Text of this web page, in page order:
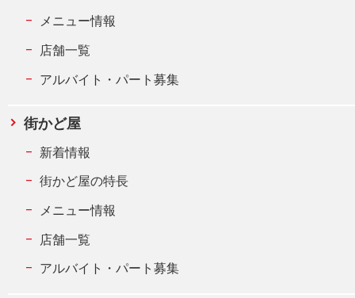
メニュー情報
店舗一覧
アルバイト・パート募集
街かど屋
新着情報
街かど屋の特長
メニュー情報
店舗一覧
アルバイト・パート募集